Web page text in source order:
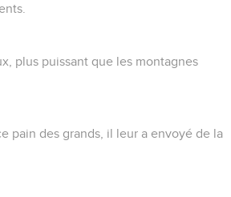
plus puissant que les montagnes
pain des grands, il leur a envoyé de la